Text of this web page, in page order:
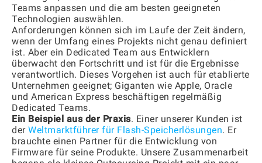
Teams anpassen und die am besten geeigneten
Technologien auswählen.
Anforderungen können sich im Laufe der Zeit ändern,
wenn der Umfang eines Projekts nicht genau definiert
ist. Aber ein Dedicated Team aus Entwicklern
überwacht den Fortschritt und ist für die Ergebnisse
verantwortlich. Dieses Vorgehen ist auch für etablierte
Unternehmen geeignet; Giganten wie Apple, Oracle
und American Express beschäftigen regelmäßig
Dedicated Teams.
Ein Beispiel aus der Praxis. Einer unserer Kunden ist
der Weltmarktführer für Flash-Speicherlösungen. Er
brauchte einen Partner für die Entwicklung von
Firmware für seine Produkte. Unsere Zusammenarbeit